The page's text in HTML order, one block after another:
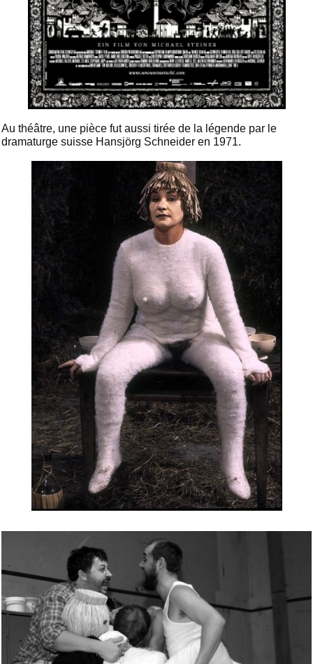
Au théâtre, une pièce fut aussi tirée de la légende par le
dramaturge suisse Hansjörg Schneider en 1971.